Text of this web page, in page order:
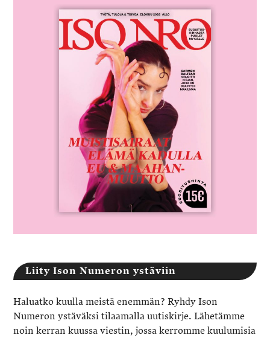
Liity Ison Numeron ystäviin
Haluatko kuulla meistä enemmän? Ryhdy Ison
Numeron ystäväksi tilaamalla uutiskirje. Lähetämme
noin kerran kuussa viestin, jossa kerromme kuulumisia